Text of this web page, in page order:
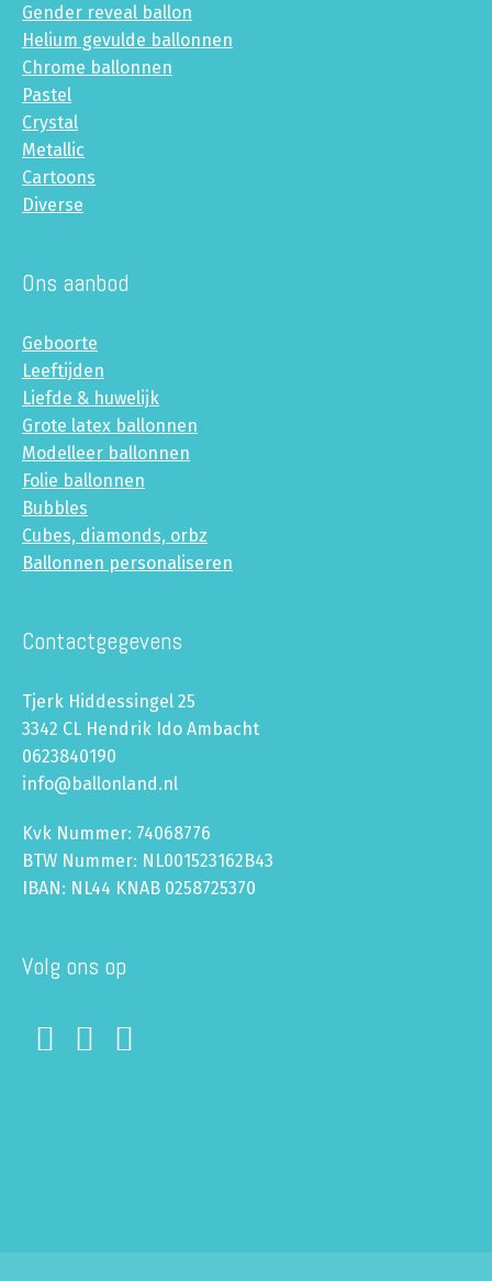
Gender reveal ballon
Helium gevulde ballonnen
Chrome ballonnen
Pastel
Crystal
Metallic
Cartoons
Diverse
Ons aanbod
Geboorte
Leeftijden
Liefde & huwelijk
Grote latex ballonnen
Modelleer ballonnen
Folie ballonnen
Bubbles
Cubes, diamonds, orbz
Ballonnen personaliseren
Contactgegevens
Tjerk Hiddessingel 25
3342 CL Hendrik Ido Ambacht
0623840190
info@ballonland.nl
Kvk Nummer: 74068776
BTW Nummer: NL001523162B43
IBAN: NL44 KNAB 0258725370
Volg ons op